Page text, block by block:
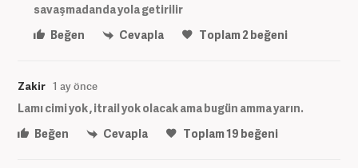
savaşmadanda yola getirilir
Beğen
Cevapla Toplam2 beğeni
Zakir 1 ay önce
Lamı cimi yok , itrail yok olacak ama bugün amma yarın.
Beğen
Cevapla Toplam19 beğeni